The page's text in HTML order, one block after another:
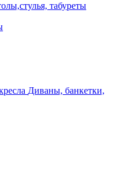
табуреты
Диваны, банкетки,